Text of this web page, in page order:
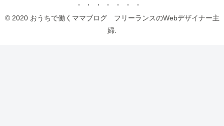
© 2020 おうちで働くママブログ フリーランスのWebデザイナー主
婦.